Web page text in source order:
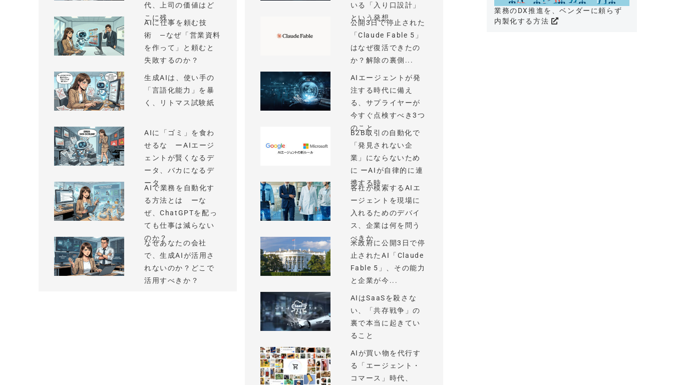
代、上司の価値はど
こに残...
AIに仕事を頼む技
術 —なぜ「営業資料
を作って」と頼むと
失敗するのか？
生成AIは、使い手の
「言語化能力」を暴
く、リトマス試験紙
AIに「ゴミ」を食わ
せるな ーAIエージ
ェントが賢くなるデ
ータ、バカになるデ
ータ
AIで業務を自動化す
る方法とは ーな
ぜ、ChatGPTを配っ
ても仕事は減らない
のか？
なぜあなたの会社
で、生成AIが活用さ
れないのか？どこで
活用すべきか？
いる「入り口設計」
という発想
公開3日で停止された
「Claude Fable 5」
はなぜ復活できたの
か？解除の裏側...
AIエージェントが発
注する時代に備え
る、サプライヤーが
今すぐ点検すべき3つ
のこと
B2B取引の自動化で
「発見されない企
業」にならないため
に ーAIが自律的に連
携する時...
各社が模索するAIエ
ージェントを現場に
入れるためのデバイ
ス、企業は何を問う
べきか
米政府に公開3日で停
止されたAI「Claude
Fable 5」、その能力
と企業が今...
AIはSaaSを殺さな
い、「共存戦争」の
裏で本当に起きてい
ること
AIが買い物を代行す
る「エージェント・
コマース」時代、
業務のDX推進を、ベンダーに頼らず
内製化する方法